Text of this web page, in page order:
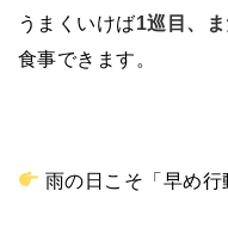
うまくいけば1巡目、
食事できます。
雨の日こそ「早め行